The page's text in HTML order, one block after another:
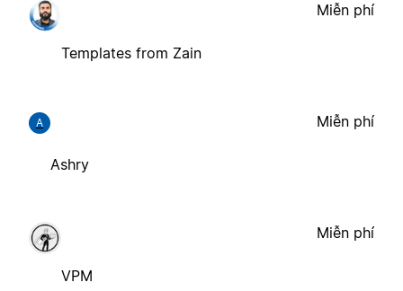
Templates from Zain
Miễn phí
A
Ashry
Miễn phí
VPM
Miễn phí